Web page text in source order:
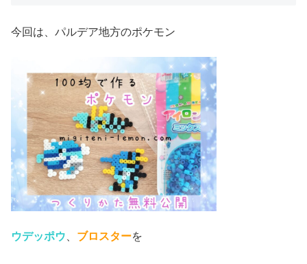
今回は、パルデア地方のポケモン
ウデッポウ ブロスターを